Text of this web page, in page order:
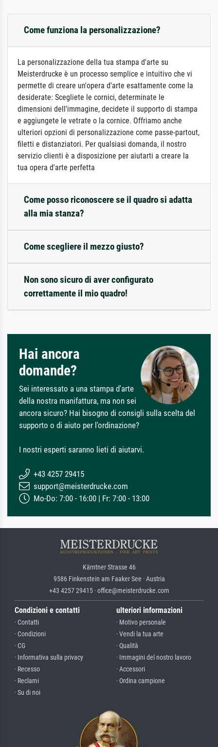
Come funziona la personalizzazione?
La personalizzazione della tua stampa d'arte su
Meisterdrucke è un processo semplice e intuitivo che vi
permette di creare un'opera d'arte esattamente come la
desiderate: Scegliete le cornici, determinate le
dimensioni dell'immagine, decidete il supporto di stampa
e aggiungete le vetrate o la cornice. Offriamo anche
ulteriori opzioni di personalizzazione come passe-partout,
filetti e distanziatori. Per qualsiasi domanda, il nostro
servizio clienti è a disposizione per aiutarti a creare la
tua opera d'arte perfetta
Come posso riconoscere se il quadro si adatta
alla mia stanza?
Come scegliere il mezzo giusto?
Non sono sicuro di aver configurato
correttamente il mio quadro!
Hai ancora
domande?
Sei interessato a una stampa d'arte
della nostra manifattura, ma non sei
ancora sicuro? Hai bisogno di consigli sulla scelta del
supporto o di aiuto per l'ordinazione?
I nostri esperti saranno lieti di aiutarvi.
+43 4257 29415
support@meisterdrucke.com
Mo-Do: 7:00 - 16:00 | Fr: 7:00 - 13:00
Kärntner Strasse 46
9586 Finkenstein am Faaker See · Austria
+43 4257 29415 · office@meisterdrucke.com
Condizioni e contatti
· Contatti
· Condizioni
· CG
· Informativa sulla privacy
· Recesso
· Reclami
· Su di noi
ulteriori informazioni
· Motivo personale
· Vendi la tua arte
· Qualità
· Immagini del nostro lavoro
· Accessori
· Ordina campione